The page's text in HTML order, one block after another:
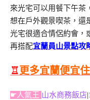
來光宅可以用餐下午茶
想在戶外觀景喫茶，還
光宅很適合情侶約會，
再搭配宜蘭員山景點攻
♖更多宜蘭便宜
☛人氣王 山水商務飯店